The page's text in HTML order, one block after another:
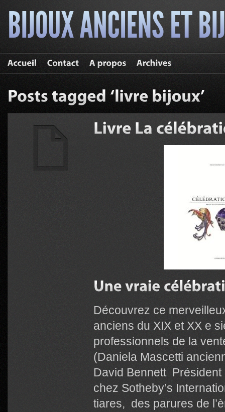
Découvrez ce
anciens du XIX et XX e
professionnels de la
(Daniela Mascetti
David Bennett
chez Sotheby’s
tiares, des parures de